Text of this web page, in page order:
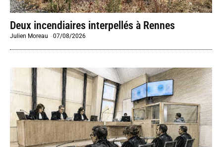
Deux incendiaires interpellés à Rennes
Julien Moreau -07/08/2026